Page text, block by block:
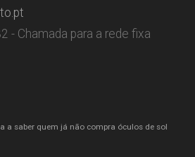
- Chamada para a rede fixa
a saber quem já não compra óculos de sol